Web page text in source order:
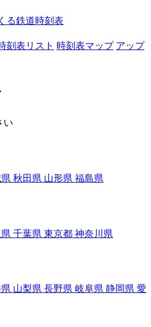
る鉄道時刻表
刻表リスト 時刻表マップ アップ
い
秋田県 山形県 福島県
千葉県 東京都 神奈川県
山梨県 長野県 岐阜県 静岡県 愛